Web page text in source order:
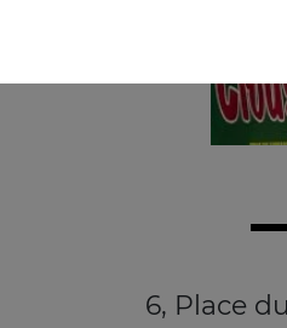
6, Place